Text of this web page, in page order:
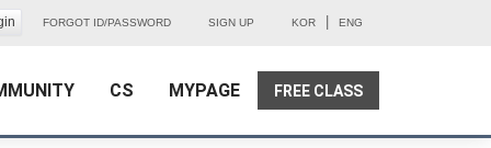
FORGOT ID/PASSWORD SIGN UP KOR ENG
CS MYPAGE FREE CLASS